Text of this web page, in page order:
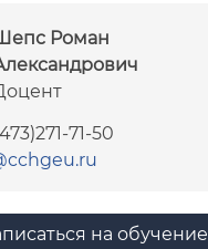
Роман
71-50
на обучение